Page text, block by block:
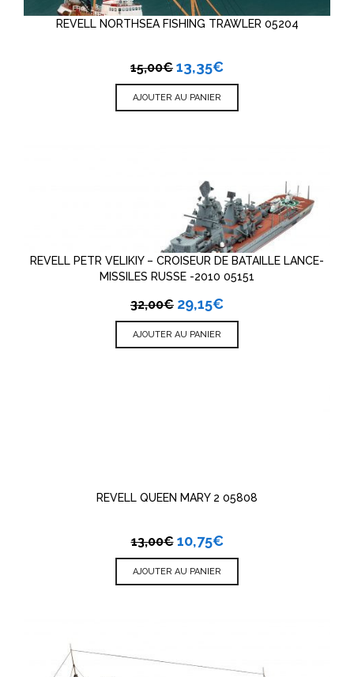
REVELL NORTHSEA FISHING TRAWLER 05204
15,00€ 13,35€
AJOUTER AU PANIER
REVELL PETR VELIKIY – CROISEUR DE BATAILLE LANCE-
MISSILES RUSSE -2010 05151
32,00€ 29,15€
AJOUTER AU PANIER
REVELL QUEEN MARY 2 05808
13,00€ 10,75€
AJOUTER AU PANIER